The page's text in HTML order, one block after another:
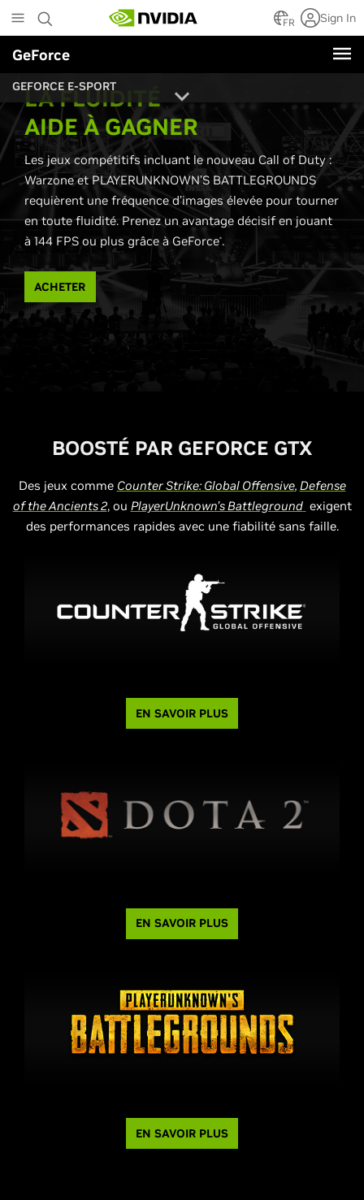
to
main
content
FR Sign In
GeForce
GEFORCE E-SPORT
LA FLUIDITÉ
AIDE À GAGNER
Les jeux compétitifs incluant le nouveau Call of Duty :
Warzone et PLAYERUNKNOWN’S BATTLEGROUNDS
requièrent une fréquence d’images élevée pour tourner
en toute fluidité. Prenez un avantage décisif en jouant
à 144 FPS ou plus grâce à GeForce®.
ACHETER
BOOSTÉ PAR GEFORCE GTX
Des jeux comme Counter Strike: Global Offensive, Defense
of the Ancients 2, ou PlayerUnknown’s Battleground exigent
des performances rapides avec une fiabilité sans faille.
EN SAVOIR PLUS
EN SAVOIR PLUS
EN SAVOIR PLUS